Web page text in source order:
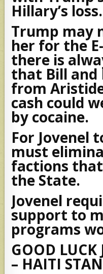
Hillary’s loss.
Trump may
her for the
there is
that Bill and
from
cash could
by cocaine.
For Jovenel
must
factions
the State.
Jovenel
support to
programs
GOOD LUCK
– HAITI